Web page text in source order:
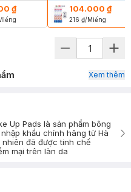
₫ 104.000 ₫
216 ₫/Miếng
Xem thêm
Up Pads là sản phẩm bông
khẩu chính hãng từ Hà
đã được tinh chế
mại trên làn da